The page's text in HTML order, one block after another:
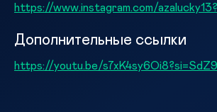
https://www.instagram.com/
Дополнительные ссылки
https://youtu.be/